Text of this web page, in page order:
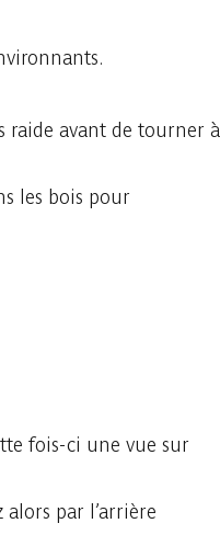
raide avant de tourner à
les bois pour
fois-ci une vue sur
alors par l’arrière